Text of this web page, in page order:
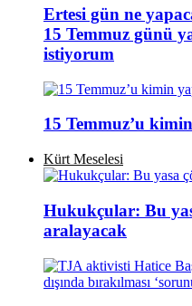
Ertesi gün ne
15 Temmuz günü
istiyorum
15 Temmuz’u
Kürt Meselesi
Hukukçular: Bu
aralayacak